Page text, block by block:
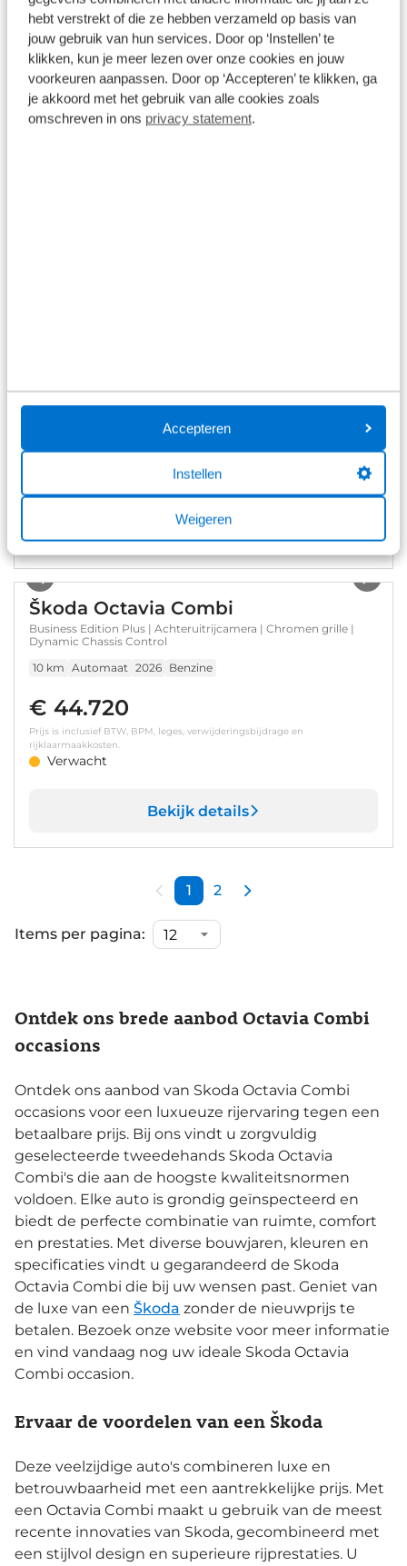
hebt verstrekt of die ze hebben verzameld op basis van
jouw gebruik van hun services. Door op ‘Instellen’ te
klikken, kun je meer lezen over onze cookies en jouw
voorkeuren aanpassen. Door op ‘Accepteren’ te klikken, ga
je akkoord met het gebruik van alle cookies zoals
omschreven in ons privacy statement.
Accepteren
Instellen
Weigeren
Škoda Octavia Combi
1.4 TSI iV 245pk RS | Adaptive Cruise | Head-Up | Stoelen
Elektrisch | Keyless | Stuur & Stoelverwarming
31.300 km Automaat 2025 Benzine
Bekijk details
1/6
Škoda Octavia Combi
Business Edition Plus | Achteruitrijcamera | Chromen grille |
Dynamic Chassis Control
10 km Automaat 2026 Benzine
€ 44.720
Prijs is inclusief BTW, BPM, leges, verwijderingsbijdrage en
rijklaarmaakkosten.
Verwacht
Bekijk details
1 2
Items per pagina:
Ontdek ons brede aanbod Octavia Combi
occasions
Ontdek ons aanbod van Skoda Octavia Combi
occasions voor een luxueuze rijervaring tegen een
betaalbare prijs. Bij ons vindt u zorgvuldig
geselecteerde tweedehands Skoda Octavia
Combi's die aan de hoogste kwaliteitsnormen
voldoen. Elke auto is grondig geïnspecteerd en
biedt de perfecte combinatie van ruimte, comfort
en prestaties. Met diverse bouwjaren, kleuren en
specificaties vindt u gegarandeerd de Skoda
Octavia Combi die bij uw wensen past. Geniet van
de luxe van een Škoda zonder de nieuwprijs te
betalen. Bezoek onze website voor meer informatie
en vind vandaag nog uw ideale Skoda Octavia
Combi occasion.
Ervaar de voordelen van een Škoda
Deze veelzijdige auto's combineren luxe en
betrouwbaarheid met een aantrekkelijke prijs. Met
een Octavia Combi maakt u gebruik van de meest
recente innovaties van Skoda, gecombineerd met
een stijlvol design en superieure rijprestaties. U